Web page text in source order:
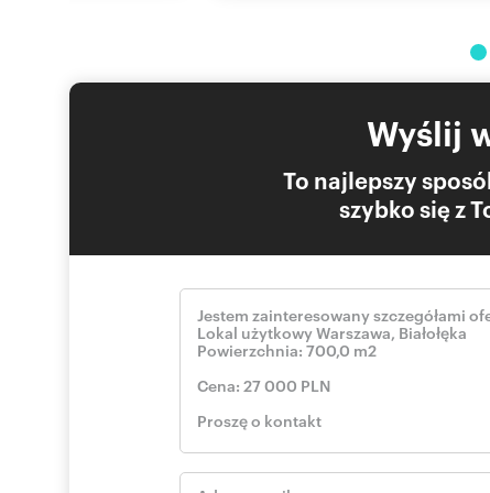
Posadzka : Bezpyłowa
Rampy rozładunkowe : Nie
Czujniki dymu : Nie
Bezpieczeństwo budynku
Teren ogrodzony : Tak
Informacje o budynku
Rok budowy : 1980
Powierzchnia całkowita : 5 540 mkw.
Wyślij
To najlepszy
szybko się z